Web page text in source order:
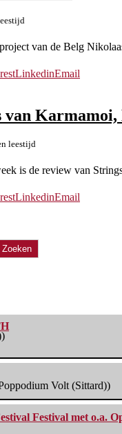
van de Belg
LinkedinEmail
van
leestijd
is de review van
LinkedinEmail
Zoeken
Volt (Sittard))
Festival met o.a.